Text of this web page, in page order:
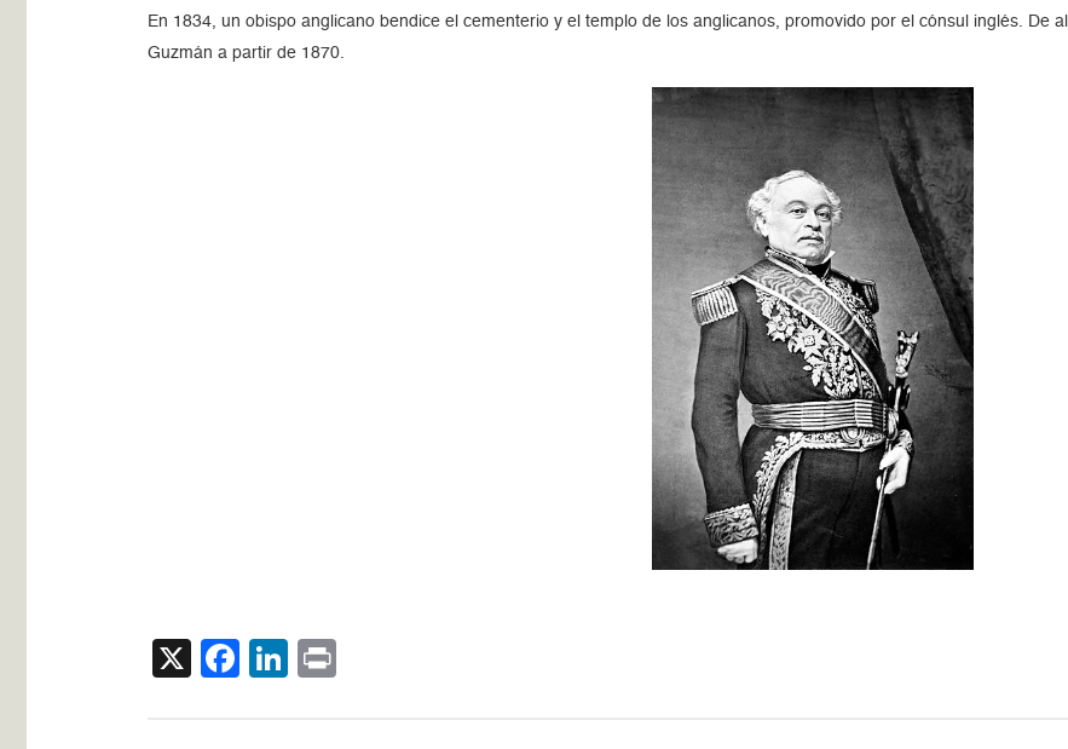
En 1834, un obispo anglicano bendice el cementerio y el templo de los anglicanos, promovido por el cónsul inglés. De
Guzmán a partir de 1870.
X Facebook
LinkedIn